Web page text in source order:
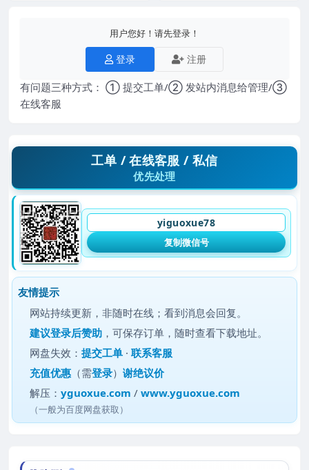
用户您好！请先登录！
登录 注册
有问题三种方式： ① 提交工单/② 发站内消息给管理/③
在线客服
工单 / 在线客服 / 私信
优先处理
yiguoxue78
复制微信号
友情提示
网站持续更新，非随时在线；看到消息会回复。
建议登录后赞助 ，可保存订单，随时查看下载地址。
网盘失效：提交工单 ·联系客服
充值优惠 （需登录）谢绝议价
解压：yguoxue.com /www.yguoxue.com
（一般为百度网盘获取）